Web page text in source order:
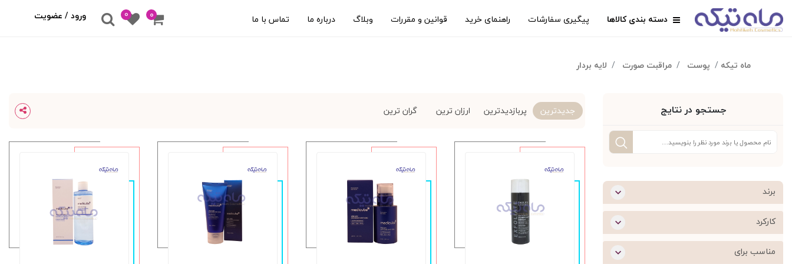
دسته بندی کالاها پیگیری سفارشات راهنمای خرید قوانین و مقررات وبلاگ درباره ما تماس با ما ۰ 0 ورود / عضویت
ماه تیکه پوست مراقبت صورت لایه بردار
جستجو در نتایج
برند
کارکرد
مناسب برای
جدیدترین پربازدیدترین ارزان ترین گران ترین